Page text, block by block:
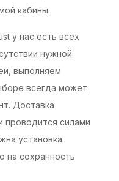
кабины.
у нас есть всех
нужной
выполняем
всегда может
Доставка
проводится силами
установка
на сохранность